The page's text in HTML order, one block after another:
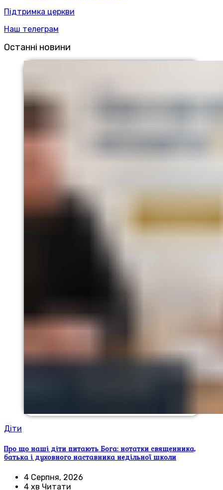
Підтримка церкви
Наш телеграм
Останні новини
Діти
Про що наші діти питають Бога: нотатки священника,
батька і духовного наставника недільної школи
4 Серпня, 2026
4 хв Читати